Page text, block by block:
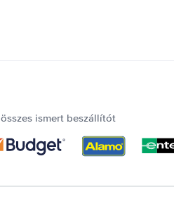
ismert beszállítót